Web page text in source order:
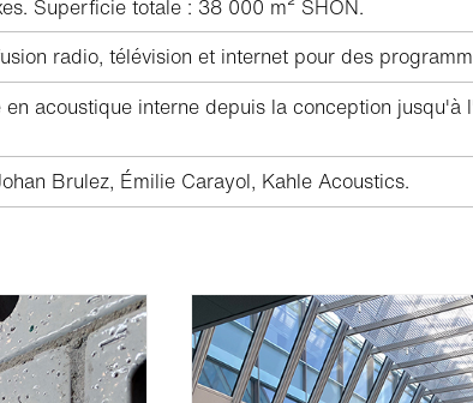
Superficie totale : 38 000 m² SHON.
radio, télévision et internet pour des
acoustique interne depuis la conception
Brulez, Émilie Carayol, Kahle Acoustics.